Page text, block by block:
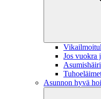
Jos vuokra
Asunnon hyvä